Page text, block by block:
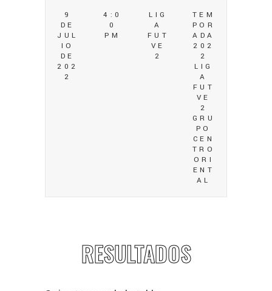
9
DE
JUL
IO
DE
202
2
4:0
0
PM
LIG
A
FUT
VE
2
TEM
POR
ADA
202
2
LIG
A
FUT
VE
2
GRU
PO
CEN
TRO
ORI
ENT
AL
RESULTADOS